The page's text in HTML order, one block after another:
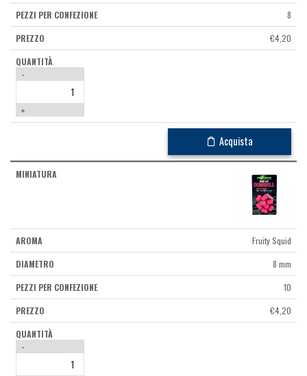
8
€4,20
-
+
Acquista
Fruity Squid
8 mm
10
€4,20
-